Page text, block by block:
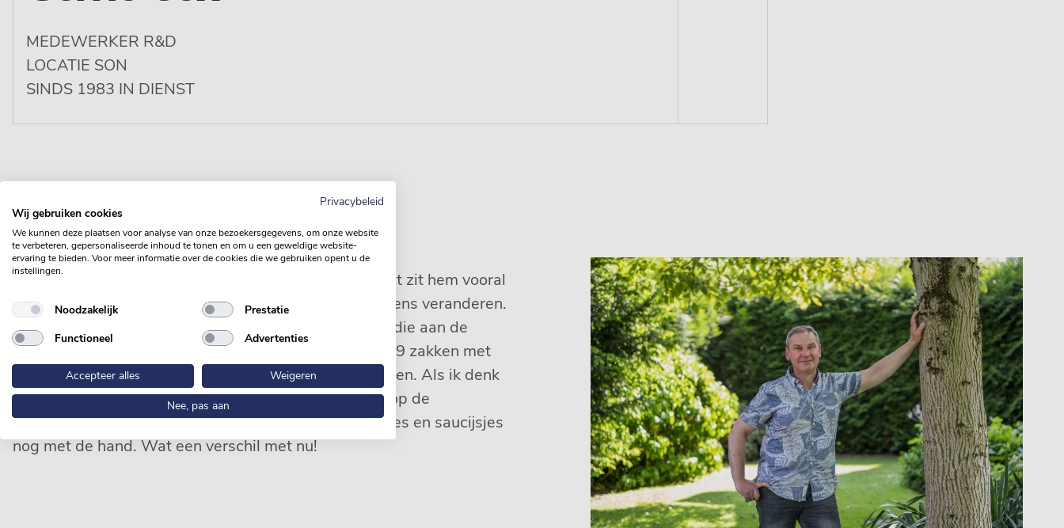
MEDEWERKER R&D
LOCATIE SON
SINDS 1983 IN DIENST
Familiebedrijf in het kwadraat
Zelfs na al die jaren ben ik hier nog niet uitgeleerd. Het zit hem vooral
in kleine dingen. We werken met recepturen die weleens veranderen.
Dan moet ik goed in de gaten houden dat de mensen die aan de
machine staan die volgen en bijvoorbeeld niet 8 maar 9 zakken met
kruiden bij het vlees doen. Ik moet er dan bovenop zitten. Als ik denk
aan mijn begintijd bij Van Loon… Toen stond ik alleen op de
gehaktafdeling en draaide ik de vinkjes, gehaktballetjes en saucijsjes
nog met de hand. Wat een verschil met nu!
Privacybeleid
Wij gebruiken cookies
We kunnen deze plaatsen voor analyse van onze bezoekersgegevens, om onze website
te verbeteren, gepersonaliseerde inhoud te tonen en om u een geweldige website-
ervaring te bieden. Voor meer informatie over de cookies die we gebruiken opent u de
instellingen.
Noodzakelijk
Prestatie
Functioneel
Advertenties
Accepteer alles
Weigeren
Nee, pas aan